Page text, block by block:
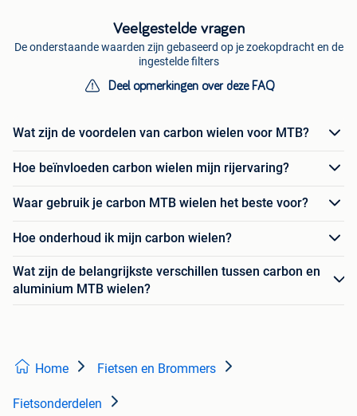
Veelgestelde vragen
De onderstaande waarden zijn gebaseerd op je zoekopdracht en de
ingestelde filters
Deel opmerkingen over deze FAQ
Wat zijn de voordelen van carbon wielen voor MTB?
Hoe beïnvloeden carbon wielen mijn rijervaring?
Waar gebruik je carbon MTB wielen het beste voor?
Hoe onderhoud ik mijn carbon wielen?
Wat zijn de belangrijkste verschillen tussen carbon en
aluminium MTB wielen?
Home Fietsen en Brommers
Fietsonderdelen